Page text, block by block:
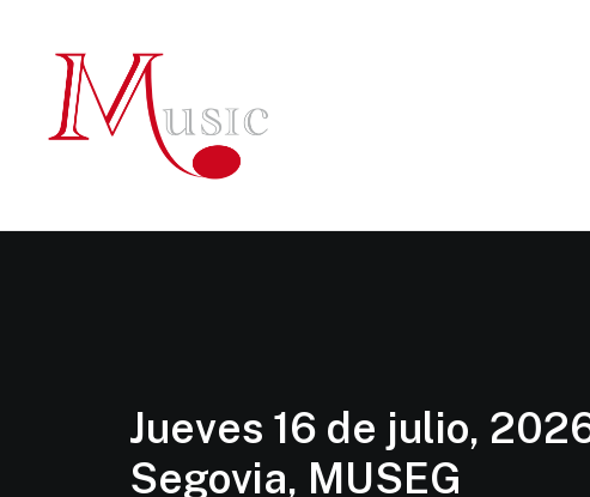
Jueves 16 de julio,
Segovia, MUSEG